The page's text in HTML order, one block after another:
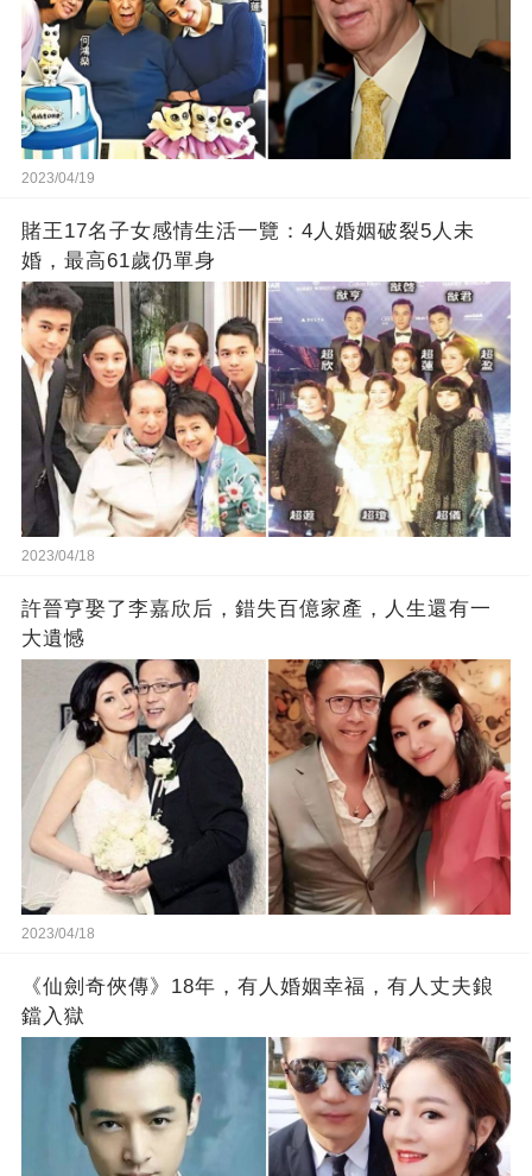
2023/04/19
賭王17名子女感情生活一覽：4人婚姻破裂5人未
婚，最高61歲仍單身
2023/04/18
許晉亨娶了李嘉欣后，錯失百億家產，人生還有一
大遺憾
2023/04/18
《仙劍奇俠傳》18年，有人婚姻幸福，有人丈夫鋃
鐺入獄